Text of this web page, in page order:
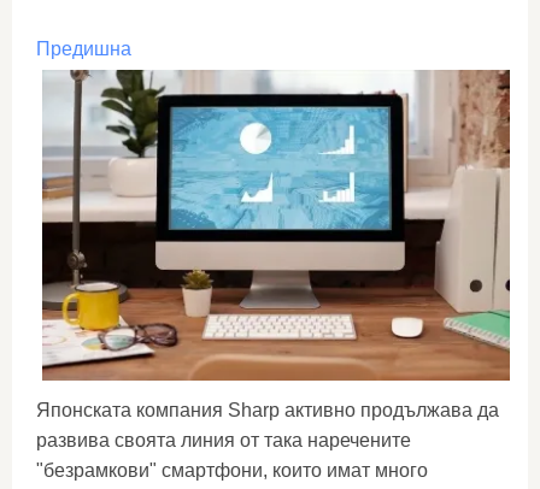
Предишна
Японската компания Sharp активно продължава да
развива своята линия от така наречените
"безрамкови" смартфони, които имат много